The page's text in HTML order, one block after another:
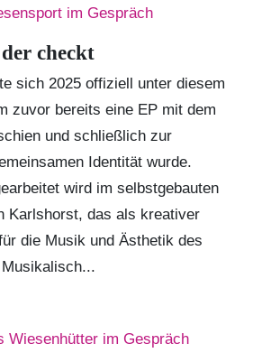
checkt
sich 2025 offiziell unter diesem
zuvor bereits eine EP mit dem
und schließlich zur
Identität wurde.
wird im selbstgebauten
Karlshorst, das als kreativer
die Musik und Ästhetik des